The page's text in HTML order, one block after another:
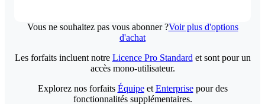
Vous ne souhaitez pas vous abonner ?Voir plus d'options
d'achat
Les forfaits incluent notre Licence Pro Standard et sont pour un
accès mono-utilisateur.
Explorez nos forfaits Équipeet Enterprisepour des
fonctionnalités supplémentaires.